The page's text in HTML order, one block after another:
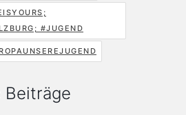
#JUGEND
Beiträge